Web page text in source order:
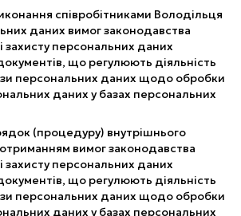
співробітниками Володільця
даних вимог законодавства
захисту персональних даних
що регулюють діяльність
персональних даних щодо обробки
даних у базах персональних
(процедуру) внутрішнього
вимог законодавства
захисту персональних даних
що регулюють діяльність
персональних даних щодо обробки
даних у базах персональних